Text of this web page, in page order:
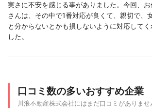
実さに不安を感じる事がありました。今回、
さんは、その中で1番対応が良くて、親切で、
と分からないとかも損しないように対応して
した。
口コミ数の多いおすすめ企業
川浪不動産株式会社にはまだ口コミがありま